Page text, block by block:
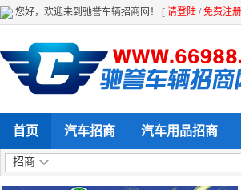
您好，欢迎来到驰誉车辆招商网！ [ 请登陆 /免费注册
全方位给力企业产
首页 汽车招商 汽车用品招商
招商